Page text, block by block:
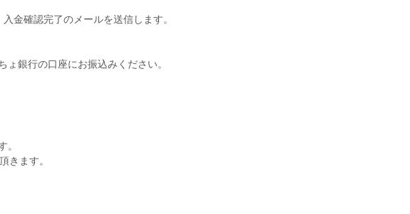
金確認完了のメールを送信します。
銀行の口座にお振込みください。
。
きます。